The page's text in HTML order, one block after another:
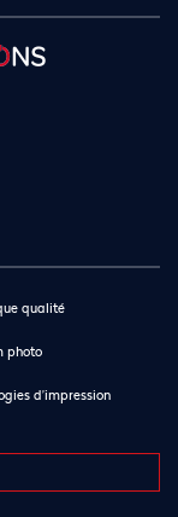
qualité
photo
d’impression